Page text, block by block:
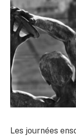
Les journées